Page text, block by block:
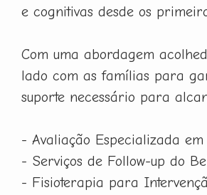
e cognitivas desde os
Com uma abordagem
lado com as famílias para
suporte necessário para
- Avaliação Especializada
- Serviços de Follow-up do
- Fisioterapia para